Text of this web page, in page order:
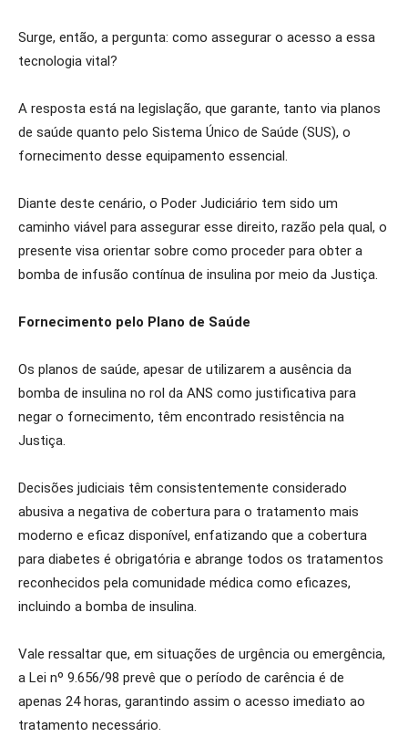
Surge, então, a pergunta: como assegurar o acesso a essa
tecnologia vital?
A resposta está na legislação, que garante, tanto via planos
de saúde quanto pelo Sistema Único de Saúde (SUS), o
fornecimento desse equipamento essencial.
Diante deste cenário, o Poder Judiciário tem sido um
caminho viável para assegurar esse direito, razão pela qual, o
presente visa orientar sobre como proceder para obter a
bomba de infusão contínua de insulina por meio da Justiça.
Fornecimento pelo Plano de Saúde
Os planos de saúde, apesar de utilizarem a ausência da
bomba de insulina no rol da ANS como justificativa para
negar o fornecimento, têm encontrado resistência na
Justiça.
Decisões judiciais têm consistentemente considerado
abusiva a negativa de cobertura para o tratamento mais
moderno e eficaz disponível, enfatizando que a cobertura
para diabetes é obrigatória e abrange todos os tratamentos
reconhecidos pela comunidade médica como eficazes,
incluindo a bomba de insulina.
Vale ressaltar que, em situações de urgência ou emergência,
a Lei nº 9.656/98 prevê que o período de carência é de
apenas 24 horas, garantindo assim o acesso imediato ao
tratamento necessário.